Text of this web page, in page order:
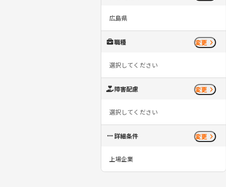
広島県
職種 変更
選択してください
障害配慮 変更
選択してください
詳細条件 変更
上場企業